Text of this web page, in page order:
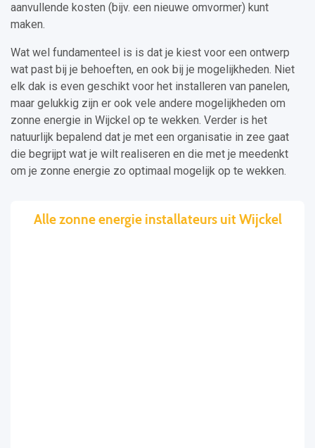
aanvullende kosten (bijv. een nieuwe omvormer) kunt
maken.
Wat wel fundamenteel is is dat je kiest voor een ontwerp
wat past bij je behoeften, en ook bij je mogelijkheden. Niet
elk dak is even geschikt voor het installeren van panelen,
maar gelukkig zijn er ook vele andere mogelijkheden om
zonne energie in Wijckel op te wekken. Verder is het
natuurlijk bepalend dat je met een organisatie in zee gaat
die begrijpt wat je wilt realiseren en die met je meedenkt
om je zonne energie zo optimaal mogelijk op te wekken.
Alle zonne energie installateurs uit Wijckel